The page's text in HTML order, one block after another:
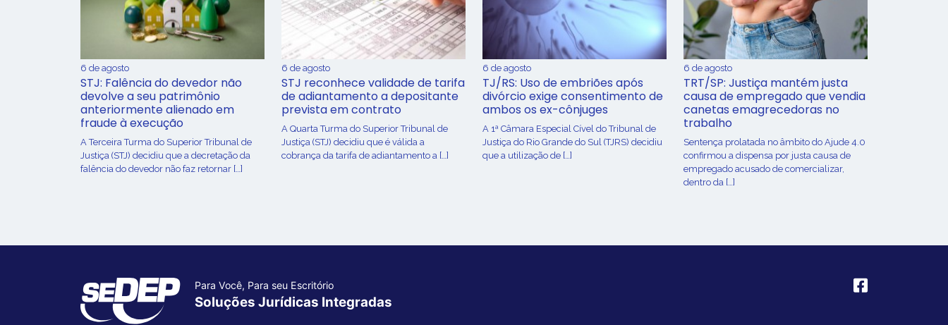
6 de agosto
STJ: Falência do devedor não
devolve a seu patrimônio
anteriormente alienado em
fraude à execução
A Terceira Turma do Superior Tribunal de
Justiça (STJ) decidiu que a decretação da
falência do devedor não faz retornar […]
6 de agosto
STJ reconhece validade de tarifa
de adiantamento a depositante
prevista em contrato
A Quarta Turma do Superior Tribunal de
Justiça (STJ) decidiu que é válida a
cobrança da tarifa de adiantamento a […]
6 de agosto
TJ/RS: Uso de embriões após
divórcio exige consentimento de
ambos os ex-cônjuges
A 1ª Câmara Especial Cível do Tribunal de
Justiça do Rio Grande do Sul (TJRS) decidiu
que a utilização de […]
6 de agosto
TRT/SP: Justiça mantém justa
causa de empregado que vendia
canetas emagrecedoras no
trabalho
Sentença prolatada no âmbito do Ajude 4.0
confirmou a dispensa por justa causa de
empregado acusado de comercializar,
dentro da […]
Para Você, Para seu Escritório
Soluções Jurídicas Integradas